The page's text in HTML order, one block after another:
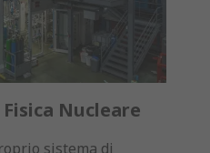
Nucleare
sistema di